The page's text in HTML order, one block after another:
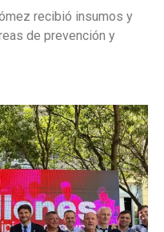
recibió insumos y
de prevención y